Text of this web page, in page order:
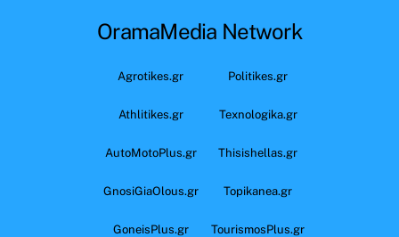
OramaMedia Network
Agrotikes.gr Politikes.gr
Athlitikes.gr Texnologika.gr
AutoMotoPlus.gr Thisishellas.gr
GnosiGiaOlous.gr Topikanea.gr
GoneisPlus.gr TourismosPlus.gr